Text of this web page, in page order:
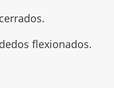
flexionados.